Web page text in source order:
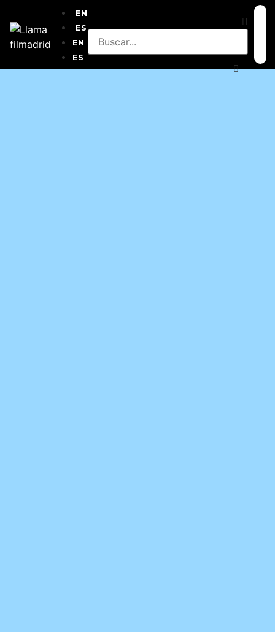
EN
ES
EN
ES